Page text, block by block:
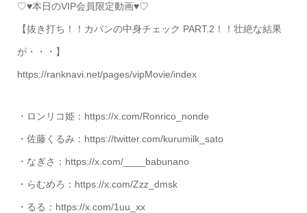
♡♥本日のVIP会員限定動画♥♡
【抜き打ち！！カバンの中身チェック PART.2！！壮絶な結果
が・・・】
https://ranknavi.net/pages/vipMovie/index
・ロンリコ姫：https://x.com/Ronrico_nonde
・佐藤くるみ：https://twitter.com/kurumilk_sato
・なぎさ：https://x.com/____babunano
・らむめろ：https://x.com/Zzz_dmsk
・るる：https://x.com/1uu_xx